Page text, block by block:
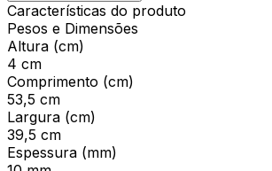
Características do produto
Pesos e Dimensões
Altura (cm)
4 cm
Comprimento (cm)
53,5 cm
Largura (cm)
39,5 cm
Espessura (mm)